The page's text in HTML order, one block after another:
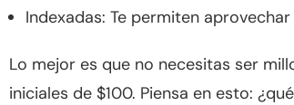
Indexadas: Te permiten
Lo mejor es que no necesitas ser
iniciales de $100. Piensa en esto: